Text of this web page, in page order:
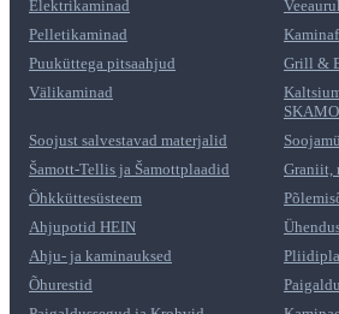
Elektrikaminad
Pelletikaminad
Puuküttega pitsaahjud
Grill &
Välikaminad
Soojust salvestavad materjalid
Šamott-Tellis ja Šamottplaadid
Graniit,
Õhkküttesüsteem
Ahjupotid HEIN
Ahju- ja kaminauksed
Õhurestid